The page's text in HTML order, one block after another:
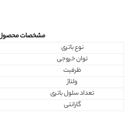
مشخصات
نوع باتری
توان خروجی
ظرفیت
ولتاژ
تعداد سلول باتری
گارانتی